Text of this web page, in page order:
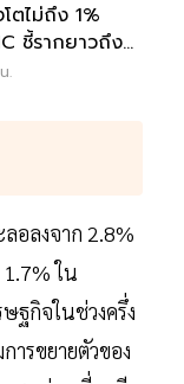
ตไม่ถึง 1%
ชี้รากยาวถึงปี
.
อลงจาก 2.8%
ใน
ฐกิจในช่วงครึ่ง
ารขยายตัวของ